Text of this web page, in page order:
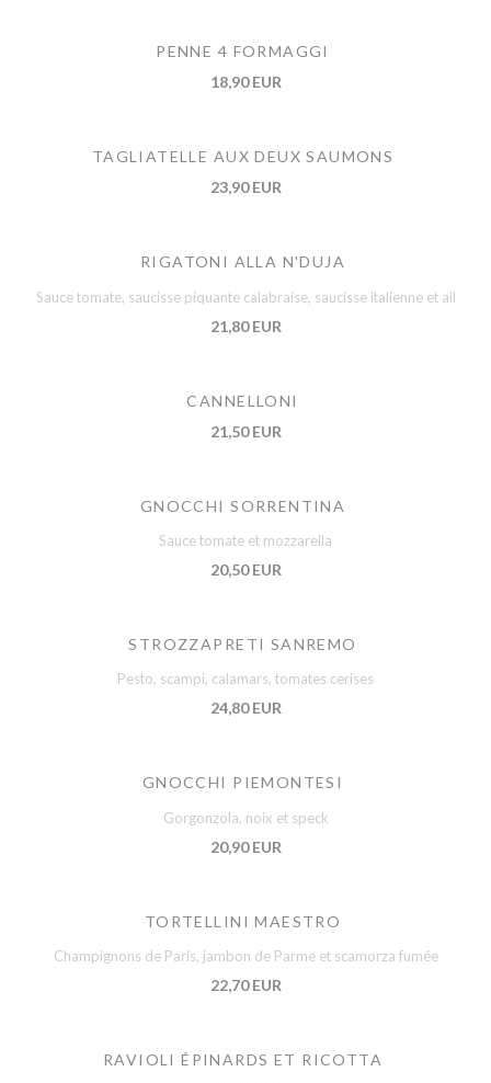
PENNE 4 FORMAGGI
18,90 EUR
TAGLIATELLE AUX DEUX SAUMONS
23,90 EUR
RIGATONI ALLA N'DUJA
Sauce tomate, saucisse piquante calabraise, saucisse italienne et ail
21,80 EUR
CANNELLONI
21,50 EUR
GNOCCHI SORRENTINA
Sauce tomate et mozzarella
20,50 EUR
STROZZAPRETI SANREMO
Pesto, scampi, calamars, tomates cerises
24,80 EUR
GNOCCHI PIEMONTESI
Gorgonzola, noix et speck
20,90 EUR
TORTELLINI MAESTRO
Champignons de Paris, jambon de Parme et scamorza fumée
22,70 EUR
RAVIOLI ÉPINARDS ET RICOTTA